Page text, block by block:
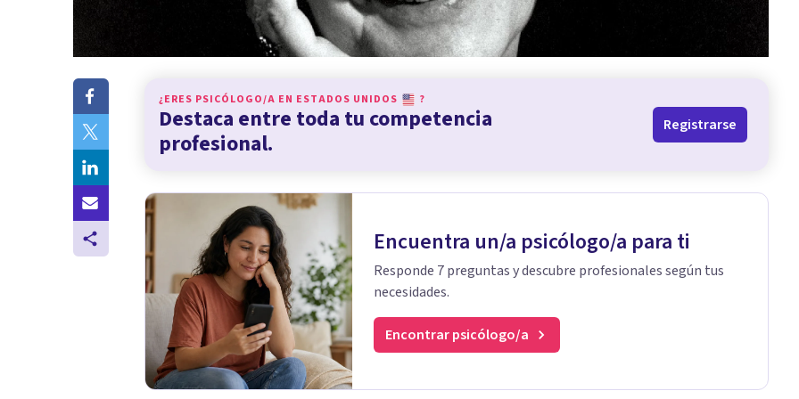
¿ERES PSICÓLOGO/A EN ESTADOS UNIDOS ?
Destaca entre toda tu competencia
profesional.
Registrarse
Encuentra un/a psicólogo/a para ti
Responde 7 preguntas y descubre profesionales según tus
necesidades.
Encontrar psicólogo/a